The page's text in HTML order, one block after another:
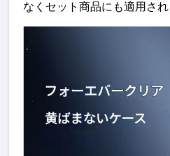
なくセット商品にも適用され